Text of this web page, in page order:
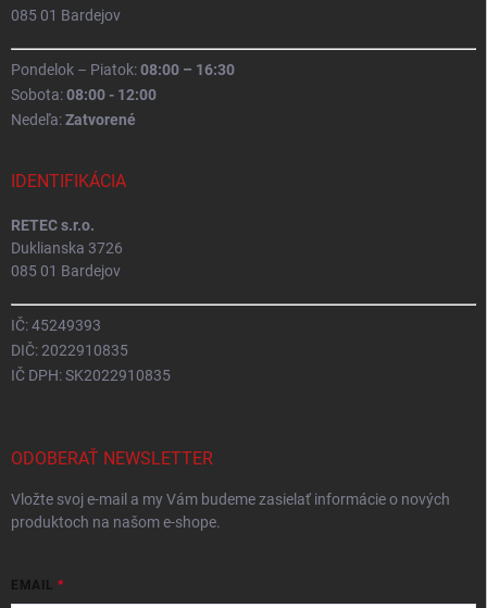
085 01 Bardejov
Pondelok – Piatok:08:00 – 16:30
Sobota:08:00 - 12:00
Nedeľa:Zatvorené
IDENTIFIKÁCIA
RETEC s.r.o.
Duklianska 3726
085 01 Bardejov
IČ: 45249393
DIČ: 2022910835
IČ DPH: SK2022910835
ODOBERAŤ NEWSLETTER
Vložte svoj e-mail a my Vám budeme zasielať informácie o nových
produktoch na našom e-shope.
EMAIL